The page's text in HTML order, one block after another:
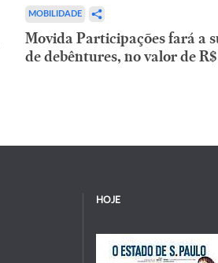
MOBILIDADE
Movida Participações fará a
de debêntures, no valor de
HOJE